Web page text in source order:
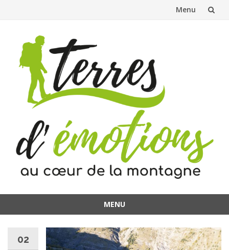
Menu
contenu
MENU
contenu
02